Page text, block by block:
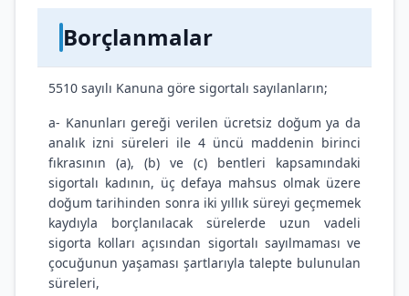
Borçlanmalar
5510 sayılı Kanuna göre sigortalı sayılanların;
a- Kanunları gereği verilen ücretsiz doğum ya da
analık izni süreleri ile 4 üncü maddenin birinci
fıkrasının (a), (b) ve (c) bentleri kapsamındaki
sigortalı kadının, üç defaya mahsus olmak üzere
doğum tarihinden sonra iki yıllık süreyi geçmemek
kaydıyla borçlanılacak sürelerde uzun vadeli
sigorta kolları açısından sigortalı sayılmaması ve
çocuğunun yaşaması şartlarıyla talepte bulunulan
süreleri,